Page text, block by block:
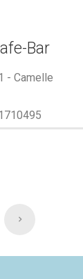
Bar
- Camelle